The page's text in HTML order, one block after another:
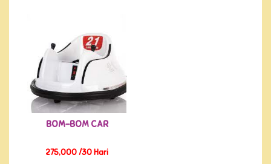
BOM-BOM CAR
275,000 /30 Hari